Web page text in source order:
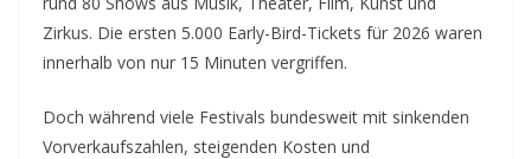
Zirkus. Die ersten 5.000 Early-Bird-Tickets für 2026 waren
innerhalb von nur 15 Minuten vergriffen.
Doch während viele Festivals bundesweit mit sinkenden
Vorverkaufszahlen, steigenden Kosten und